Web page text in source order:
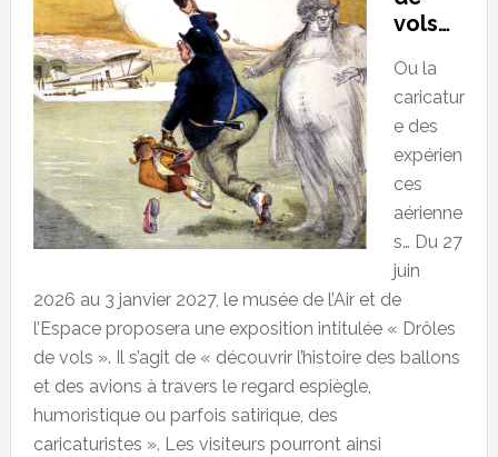
vols…
Ou la
caricatur
e des
expérien
ces
aérienne
s… Du 27
juin
2026 au 3 janvier 2027, le musée de l’Air et de
l’Espace proposera une exposition intitulée « Drôles
de vols ». Il s’agit de « découvrir l’histoire des ballons
et des avions à travers le regard espiègle,
humoristique ou parfois satirique, des
caricaturistes ». Les visiteurs pourront ainsi